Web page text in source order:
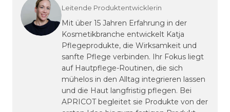
Leitende Produktentwicklerin
Mit über 15 Jahren Erfahrung in der
Kosmetikbranche entwickelt Katja
Pflegeprodukte, die Wirksamkeit und
sanfte Pflege verbinden. Ihr Fokus liegt
auf Hautpflege-Routinen, die sich
mühelos in den Alltag integrieren lassen
und die Haut langfristig pflegen. Bei
APRICOT begleitet sie Produkte von der